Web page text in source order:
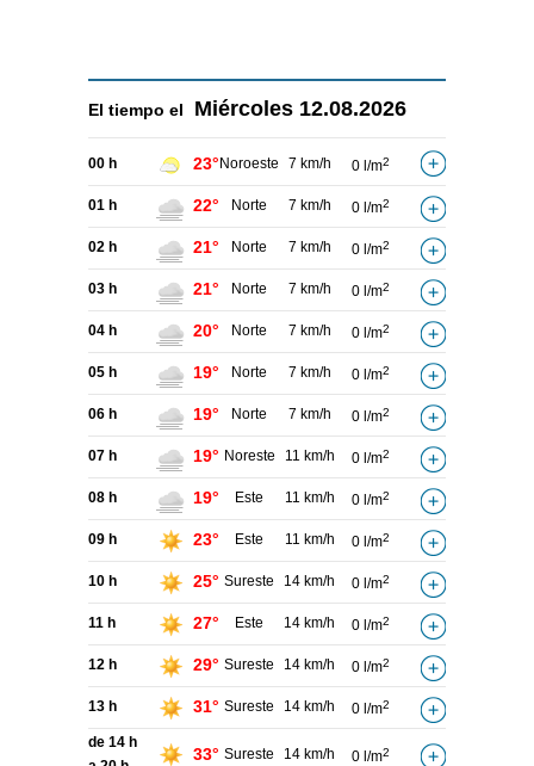
El tiempo el Miércoles 12.08.2026
00 h 23° Noroeste 7 km/h 0 l/m2
01 h 22° Norte 7 km/h 0 l/m2
02 h 21° Norte 7 km/h 0 l/m2
03 h 21° Norte 7 km/h 0 l/m2
04 h 20° Norte 7 km/h 0 l/m2
05 h 19° Norte 7 km/h 0 l/m2
06 h 19° Norte 7 km/h 0 l/m2
07 h 19° Noreste 11 km/h 0 l/m2
08 h 19° Este 11 km/h 0 l/m2
09 h 23° Este 11 km/h 0 l/m2
10 h 25° Sureste 14 km/h 0 l/m2
11 h 27° Este 14 km/h 0 l/m2
12 h 29° Sureste 14 km/h 0 l/m2
13 h 31° Sureste 14 km/h 0 l/m2
de 14 h
33° Sureste 14 km/h 0 l/m2